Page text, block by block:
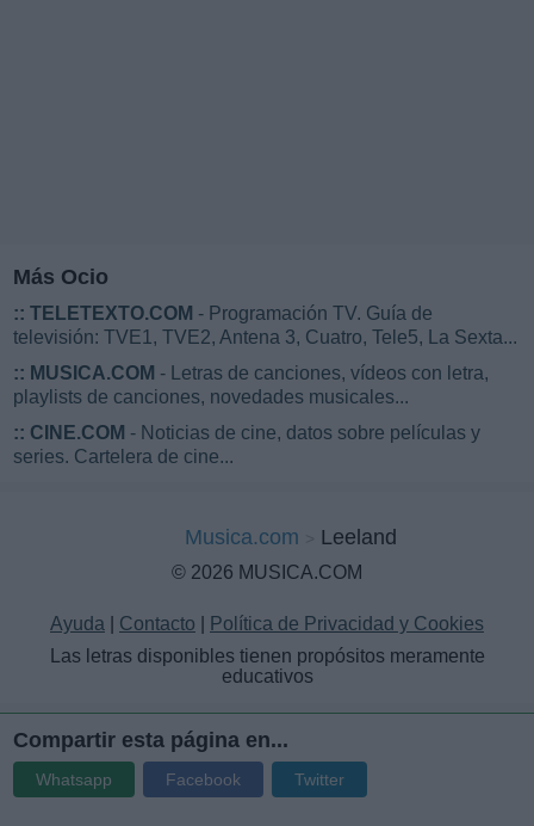
Más Ocio
:: TELETEXTO.COM - Programación TV. Guía de
televisión: TVE1, TVE2, Antena 3, Cuatro, Tele5, La Sexta...
:: MUSICA.COM - Letras de canciones, vídeos con letra,
playlists de canciones, novedades musicales...
:: CINE.COM - Noticias de cine, datos sobre películas y
series. Cartelera de cine...
Musica.com Leeland
© 2026 MUSICA.COM
Ayuda Contacto
Política de Privacidad y Cookies
Las letras disponibles tienen propósitos meramente
educativos
Compartir esta página en...
Whatsapp Facebook Twitter